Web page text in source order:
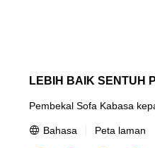
LEBIH BAIK SENTUH
Pembekal Sofa Kabasa
Bahasa Peta laman